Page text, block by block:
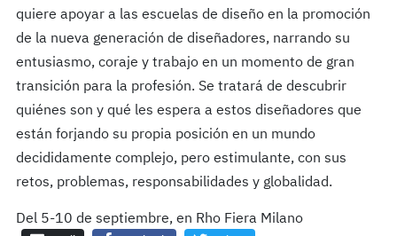
quiere apoyar a las escuelas de diseño en la promoción
de la nueva generación de diseñadores, narrando su
entusiasmo, coraje y trabajo en un momento de gran
transición para la profesión. Se tratará de descubrir
quiénes son y qué les espera a estos diseñadores que
están forjando su propia posición en un mundo
decididamente complejo, pero estimulante, con sus
retos, problemas, responsabilidades y globalidad.
Del 5-10 de septiembre, en Rho Fiera Milano